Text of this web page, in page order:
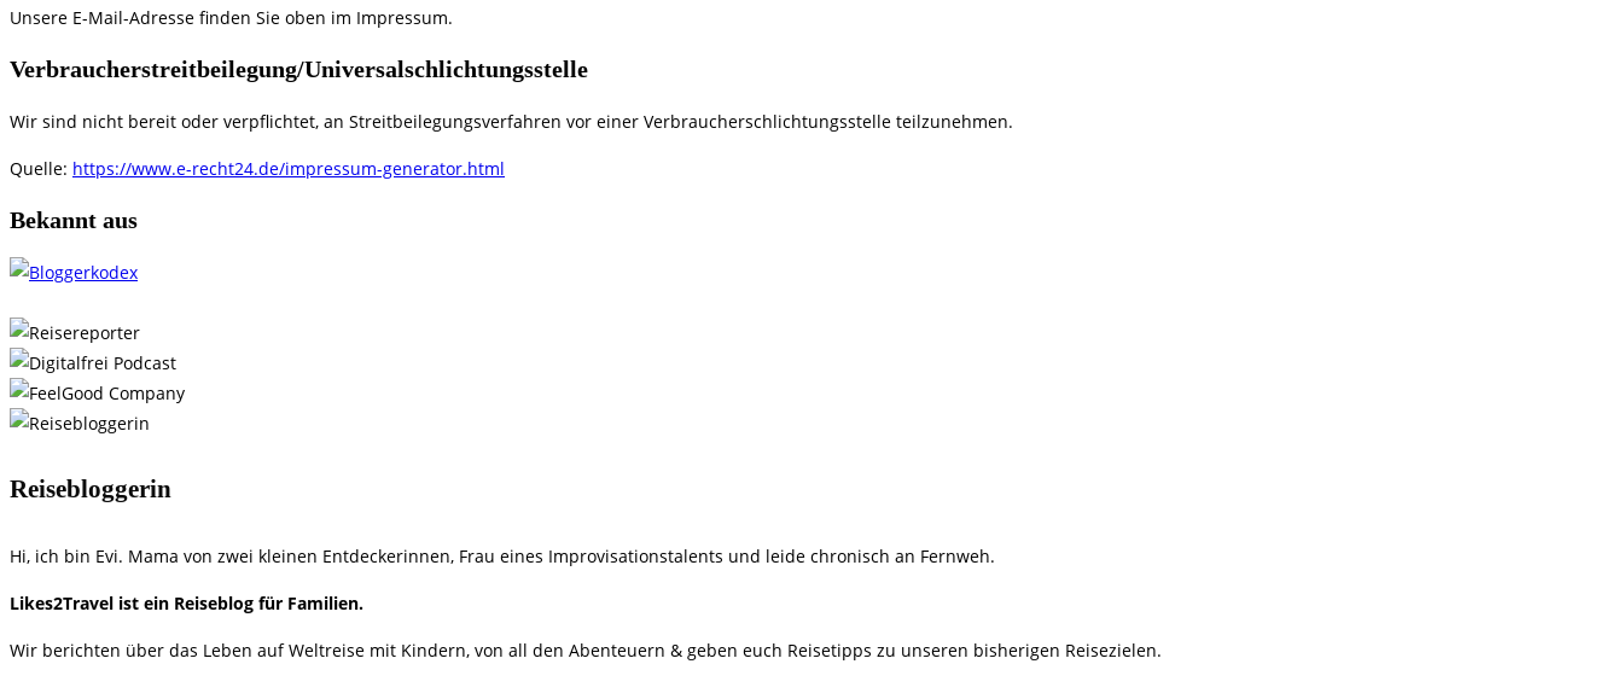
Unsere E-Mail-Adresse finden Sie oben im Impressum.
Verbraucher­streit­beilegung/Universal­schlichtungs­stelle
Wir sind nicht bereit oder verpflichtet, an Streitbeilegungsverfahren vor einer Verbraucherschlichtungsstelle teilzunehmen.
Quelle: https://www.e-recht24.de/impressum-generator.html
Bekannt aus
Reisebloggerin
Hi, ich bin Evi. Mama von zwei kleinen Entdeckerinnen, Frau eines Improvisationstalents und leide chronisch an Fernweh.
​Likes2Travel ist ein Reiseblog für Familien.
Wir berichten über das Leben auf Weltreise mit Kindern, von all den Abenteuern & geben euch Reisetipps zu unseren bisherigen Reisezielen.